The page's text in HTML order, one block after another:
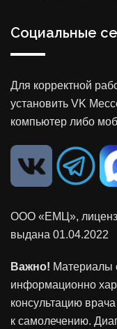
Социальные
Для корректной
установить VK
компьютер либо
ООО «ЕМЦ»,
выдана 01.04.2022
Важно! Материалы
информационно
консультацию
к самолечению.